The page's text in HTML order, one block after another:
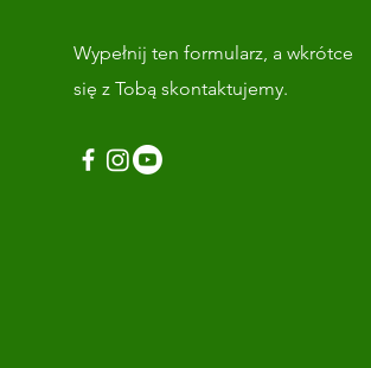
Wypełnij ten formularz, a wkrótce
się z Tobą skontaktujemy.